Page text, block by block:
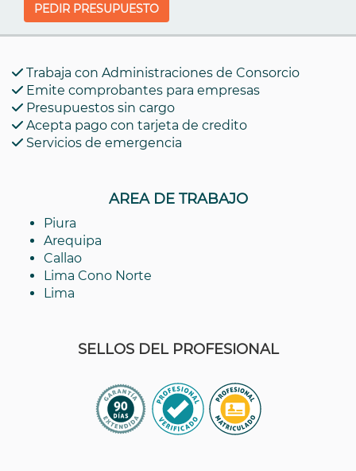
PEDIR PRESUPUESTO
Trabaja con Administraciones de Consorcio
Emite comprobantes para empresas
Presupuestos sin cargo
Acepta pago con tarjeta de credito
Servicios de emergencia
AREA DE TRABAJO
Piura
Arequipa
Callao
Lima Cono Norte
Lima
SELLOS DEL PROFESIONAL